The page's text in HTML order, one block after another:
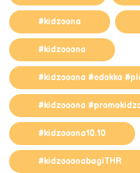
#kidzoona
#kidzooona
#kidzooona #edokko
#kidzooona
#kidzooona10.10
#kidzooonabagiTHR